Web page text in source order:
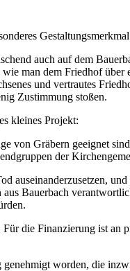
auch auf dem
man dem Friedhof
und vertrautes
Zustimmung stoßen.
kleines Projekt:
von Gräbern geeignet
der
auseinanderzusetzen,
Bauerbach
die Finanzierung ist an
worden, die